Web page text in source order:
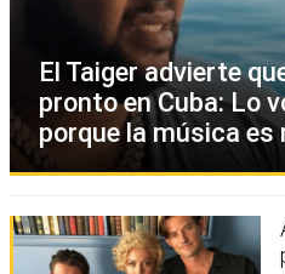
El Taiger advierte
pronto en Cuba: Lo
porque la música es